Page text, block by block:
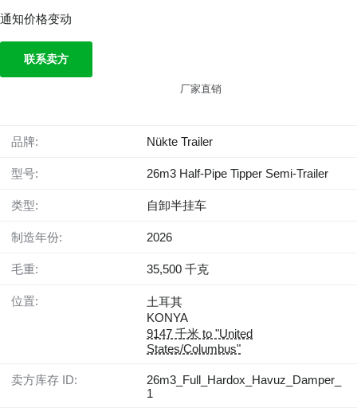
通知价格变动
联系卖方
厂家直销
品牌: Nükte Trailer
型号: 26m3 Half-Pipe Tipper Semi-Trailer
类型: 自卸半挂车
制造年份: 2026
毛重: 35,500 千克
位置:
土耳其
KONYA
9147 千米 to "United
States/Columbus"
卖方库存 ID:
26m3_Full_Hardox_Havuz_Damper_
1